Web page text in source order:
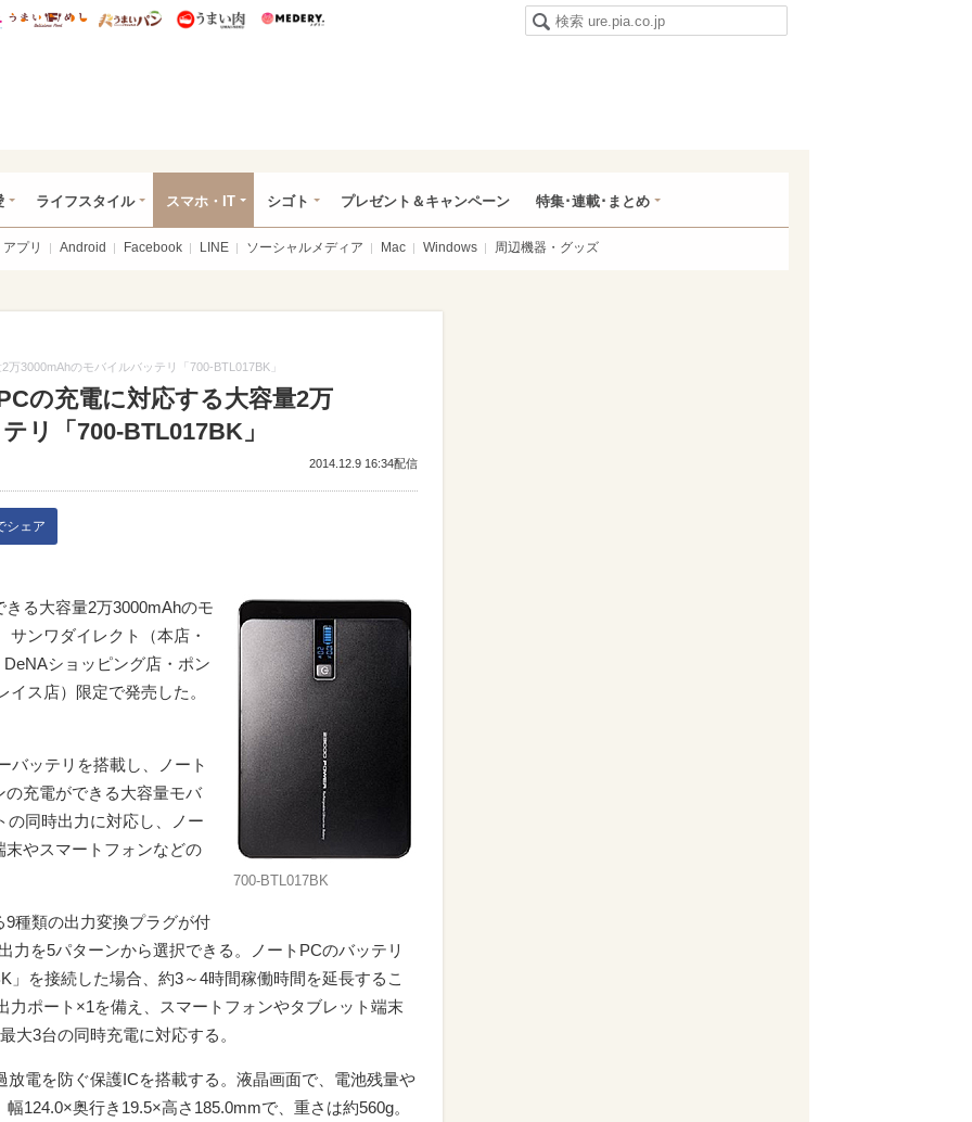
研 ディズニー特集
mimot. うまいめし うまいパン うまい肉
ライフスタイル スマホ・IT シゴト プレゼント＆キャンペーン 特集･連載･まとめ
アプリ Android Facebook LINE ソーシャルメディア Mac Windows 周辺機器・グッズ
3000mAhのモバイルバッテリ「700-BTL017BK」
の充電に対応する大容量2万
リ「700-BTL017BK」
2014.12.9 16:34配信
シェア
700-BTL017BK
る大容量2万3000mAhのモ
サンワダイレクト（本店・
ショッピング店・ポン
ス店）限定で発売した。
バッテリを搭載し、ノート
充電ができる大容量モバ
の同時出力に対応し、ノー
やスマートフォンなどの
種類の出力変換プラグが付
力を5パターンから選択できる。ノートPCのバッテリ
」を接続した場合、約3～4時間稼働時間を延長するこ
力ポート×1を備え、スマートフォンやタブレット端末
大3台の同時充電に対応する。
電を防ぐ保護ICを搭載する。液晶画面で、電池残量や
124.0×奥行き19.5×高さ185.0mmで、重さは約560g。